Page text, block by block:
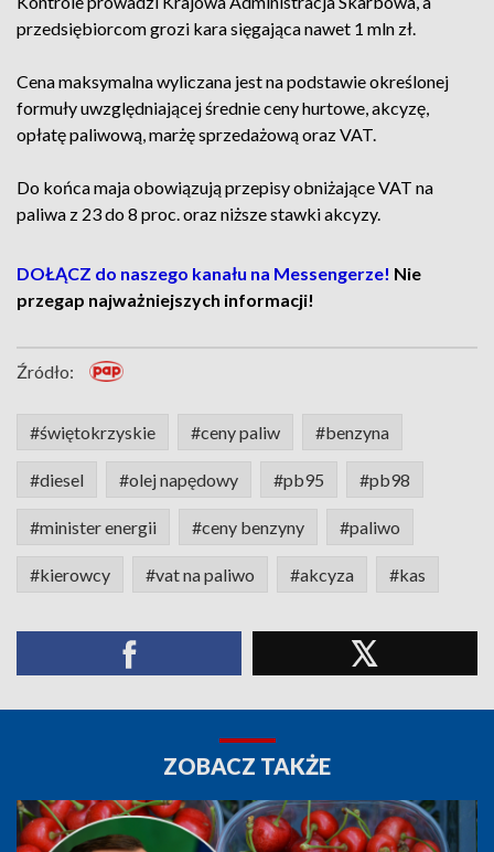
przedsiębiorcom grozi kara sięgająca nawet 1 mln zł.
Cena maksymalna wyliczana jest na podstawie określonej
formuły uwzględniającej średnie ceny hurtowe, akcyzę,
opłatę paliwową, marżę sprzedażową oraz VAT.
Do końca maja obowiązują przepisy obniżające VAT na
paliwa z 23 do 8 proc. oraz niższe stawki akcyzy.
DOŁĄCZ do naszego kanału na Messengerze! Nie
przegap najważniejszych informacji!
Źródło:
#świętokrzyskie #ceny paliw #benzyna
#diesel #olej napędowy #pb95 #pb98
#minister energii #ceny benzyny #paliwo
#kierowcy #vat na paliwo #akcyza #kas
ZOBACZ TAKŻE